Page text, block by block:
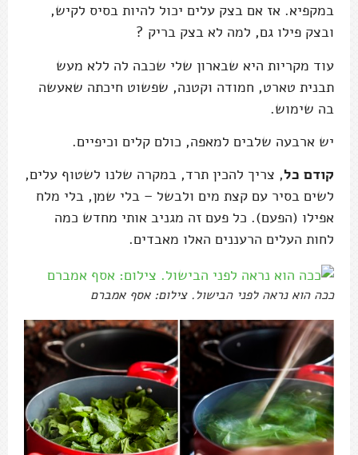
במקפיא. אז אם בצק עלים יכול להיות בסיס לקיש,
ובצק פילו גם, למה לא בצק בריק ?
עוד מקריות היא שבארון שלי שכבה לה ללא מעש
תבנית טארט, חמודה וקטנה, שפשוט חיכתה שאעשה
בה שימוש.
יש ארבעה שלבים למאפה, כולם קלים וכיפיים.
קודם כל, צריך להכין תרד, במקרה שלנו לשטוף עלים,
לשים בסיר עם קצת מים ולבשל – בלי שמן, בלי מלח
אפילו (הפעם). כל פעם זה מגניב אותי מחדש כמה
לחות העלים הרעננים האלו מאבדים.
ככה הוא נראה לפני הבישול. צילום: אסף אמברם